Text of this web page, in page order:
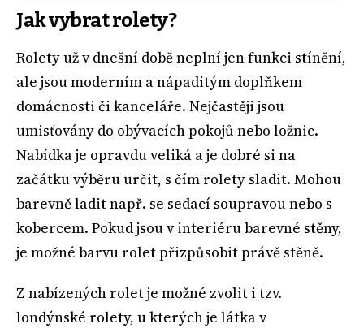
Jak vybrat rolety?
Rolety už v dnešní době neplní jen funkci stínění,
ale jsou moderním a nápaditým doplňkem
domácnosti či kanceláře. Nejčastěji jsou
umisťovány do obývacích pokojů nebo ložnic.
Nabídka je opravdu veliká a je dobré si na
začátku výběru určit, s čím rolety sladit. Mohou
barevně ladit např. se sedací soupravou nebo s
kobercem. Pokud jsou v interiéru barevné stěny,
je možné barvu rolet přizpůsobit právě stěně.
Z nabízených rolet je možné zvolit i tzv.
londýnské rolety, u kterých je látka v